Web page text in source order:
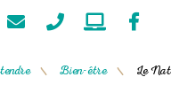
/ Bien-être / Le